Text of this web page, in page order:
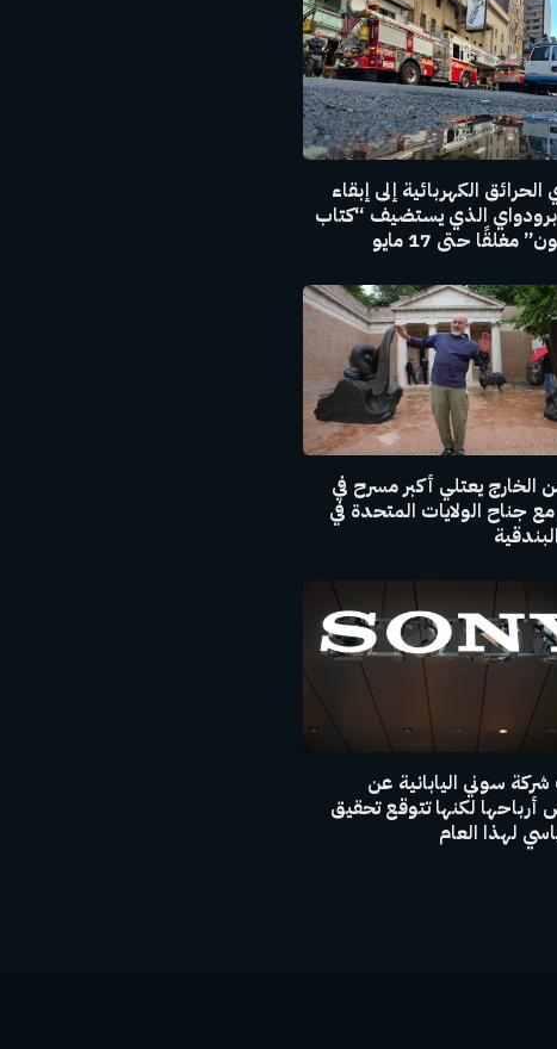
الكهربائية إلى إبقاء
الذي يستضيف “كتاب
مغلقًا حتى 17 مايو
الخارج يعتلي أكبر مسرح في
مع جناح الولايات المتحدة في
سوني اليابانية عن
أرباحها لكنها تتوقع تحقيق
لهذا العام